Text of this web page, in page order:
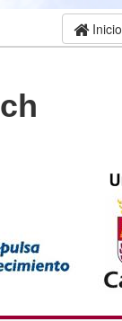
Inicio